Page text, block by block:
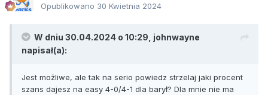
Opublikowano 30 Kwietnia 2024
W dniu 30.04.2024 o 10:29, johnwayne
napisał(a):
Jest możliwe, ale tak na serio powiedz strzelaj jaki procent
szans dajesz na easy 4-0/4-1 dla barył? Dla mnie nie ma